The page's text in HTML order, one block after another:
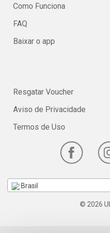
Como Funciona
FAQ
Baixar o app
Resgatar Voucher
Aviso de Privacidade
Termos de Uso
Brasil
© 2026